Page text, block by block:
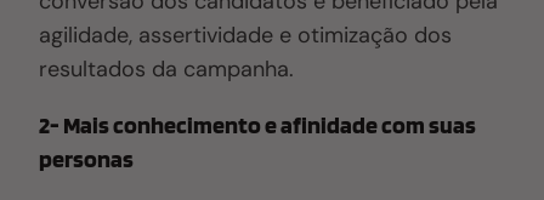
agilidade, assertividade e otimização dos
resultados da campanha.
2- Mais conhecimento e afinidade com suas
personas